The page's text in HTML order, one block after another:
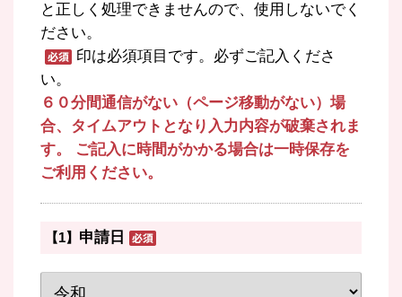
と正しく処理できませんので、使用しないでく
ださい。
印は必須項目です。必ずご記入くださ
い。
６０分間通信がない（ページ移動がない）場
合、タイムアウトとなり入力内容が破棄されま
す。 ご記入に時間がかかる場合は一時保存を
ご利用ください。
【1】 申請日